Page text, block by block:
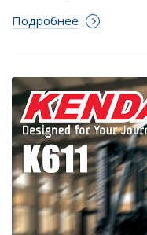
Подробнее